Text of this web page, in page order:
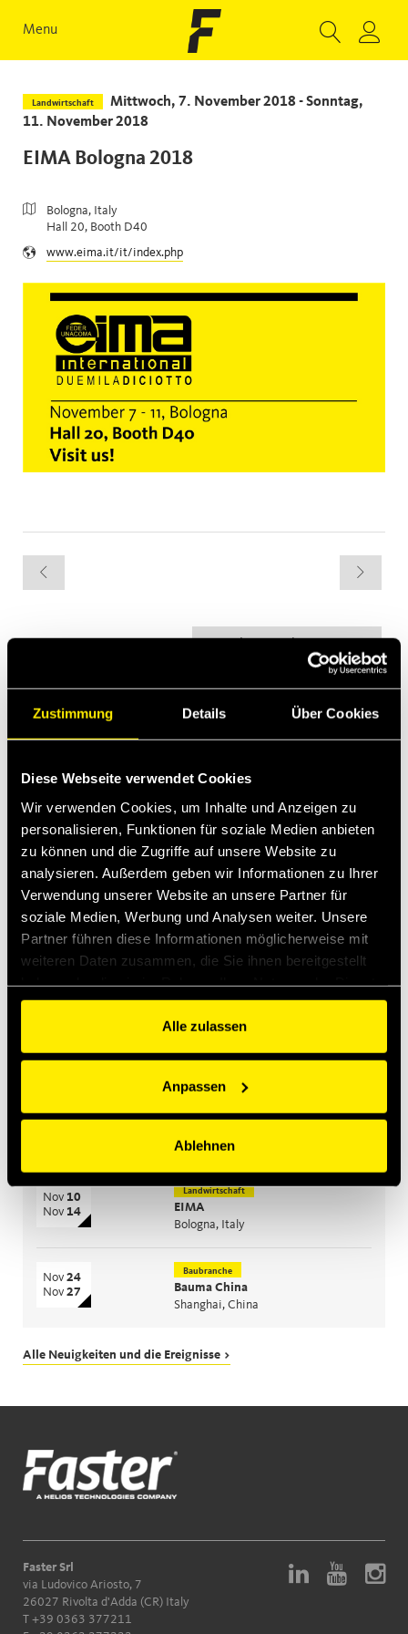
Zustimmung Details Über Cookies
Diese Webseite verwendet Cookies
Wir verwenden Cookies, um Inhalte und Anzeigen zu
personalisieren, Funktionen für soziale Medien anbieten
zu können und die Zugriffe auf unsere Website zu
analysieren. Außerdem geben wir Informationen zu Ihrer
Verwendung unserer Website an unsere Partner für
soziale Medien, Werbung und Analysen weiter. Unsere
Partner führen diese Informationen möglicherweise mit
weiteren Daten zusammen, die Sie ihnen bereitgestellt
gesammelt haben.
Alle zulassen
Anpassen
Ablehnen
Menu
Landwirtschaft
Mittwoch, 7. November 2018 - Sonntag,
11. November 2018
EIMA Bologna 2018
Bologna, Italy
Hall 20, Booth D40
www.eima.it/it/index.php
Apr 13, 2026
Introducing MultiQTC: The Best Benefit/Cost Solution for
Large-Scale Excavators and Demolition Excavators
Jan 29, 2026
Quick Swivel: unmatched durability and leak-free
performance
Bevorstehende Ereignisse
Sep18
Baubranche
Greater Noida, India
Okt26
WuHan, China
Nov 10
Nov 14
Landwirtschaft
EIMA
Bologna, Italy
Nov 24
Nov 27
Baubranche
Bauma China
Shanghai, China
Alle Neuigkeiten und die Ereignisse >
Faster Srl
via Ludovico Ariosto, 7
26027 Rivolta d'Adda (CR) Italy
T +39 0363 377211